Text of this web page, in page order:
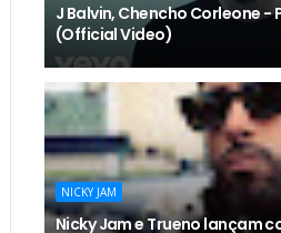
J Balvin, Chencho Corleone -
(Official Video)
NICKY JAM
Nicky Jam e Trueno lançam